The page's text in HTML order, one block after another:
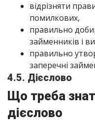
відрізняти
помилкових,
правильно
займенників і
правильно
заперечні
4.5. Дієслово
Що треба
дієслово